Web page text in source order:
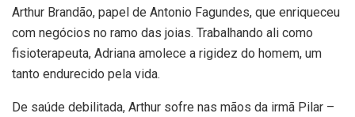
Arthur Brandão, papel de Antonio Fagundes, que enriqueceu
com negócios no ramo das joias. Trabalhando ali como
fisioterapeuta, Adriana amolece a rigidez do homem, um
tanto endurecido pela vida.
De saúde debilitada, Arthur sofre nas mãos da irmã Pilar –